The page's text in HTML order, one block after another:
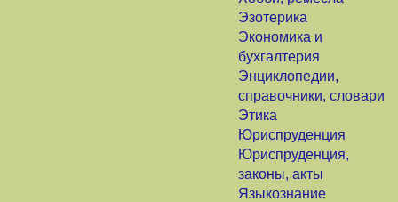
Эзотерика
Экономика и
бухгалтерия
Энциклопедии,
справочники, словари
Этика
Юриспруденция
Юриспруденция,
законы, акты
Языкознание